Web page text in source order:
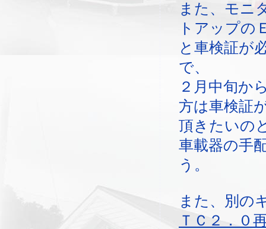
また、モニ
トアップの
と車検証が
で、
２月中旬か
方は車検証
頂きたいの
車載器の手
う。
また、別の
ＴＣ２．０